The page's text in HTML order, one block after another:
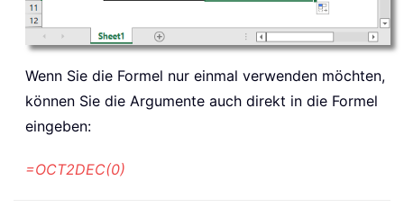
Wenn Sie die Formel nur einmal verwenden möchten,
können Sie die Argumente auch direkt in die Formel
eingeben:
=OCT2DEC(0)